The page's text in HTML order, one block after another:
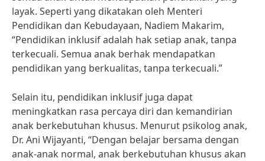
layak. Seperti yang dikatakan oleh Menteri
Pendidikan dan Kebudayaan, Nadiem Makarim,
“Pendidikan inklusif adalah hak setiap anak, tanpa
terkecuali. Semua anak berhak mendapatkan
pendidikan yang berkualitas, tanpa terkecuali.”
Selain itu, pendidikan inklusif juga dapat
meningkatkan rasa percaya diri dan kemandirian
anak berkebutuhan khusus. Menurut psikolog anak,
Dr. Ani Wijayanti, “Dengan belajar bersama dengan
anak-anak normal, anak berkebutuhan khusus akan